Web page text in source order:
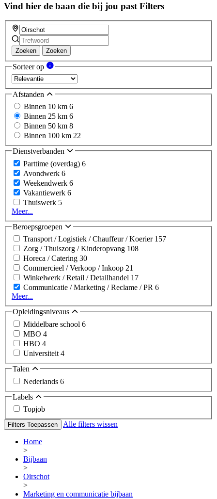
Vind hier de baan die bij jou past Filters
Zoeken Zoeken
Sorteer op
Afstanden
Binnen 10 km 6
Binnen 25 km 6
Binnen 50 km 8
Binnen 100 km 22
Dienstverbanden
Parttime (overdag) 6
Avondwerk 6
Weekendwerk 6
Vakantiewerk 6
Thuiswerk 5
Meer...
Beroepsgroepen
Transport / Logistiek / Chauffeur / Koerier 157
Zorg / Thuiszorg / Kinderopvang 108
Horeca / Catering 30
Commercieel / Verkoop / Inkoop 21
Winkelwerk / Retail / Detailhandel 17
Communicatie / Marketing / Reclame / PR 6
Meer...
Opleidingsniveaus
Middelbare school 6
MBO 4
HBO 4
Universiteit 4
Talen
Nederlands 6
Labels
Topjob
Filters Toepassen Alle filters wissen
Home
>
Bijbaan
>
Oirschot
>
Marketing en communicatie bijbaan